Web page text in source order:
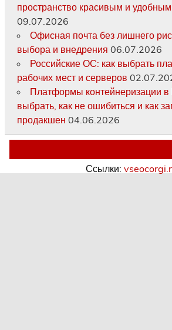
пространство красивым и
09.07.2026
Офисная почта без лишнего
выбора и внедрения 06.07.2026
Российские ОС: как выбрать
рабочих мест и серверов
Платформы контейнеризации в
выбрать, как не ошибиться и как
продакшен 04.06.2026
Ссылки: